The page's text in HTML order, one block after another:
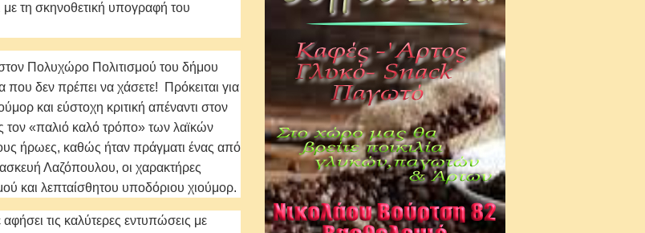
τη σκηνοθετική υπογραφή του
Πολυχώρο Πολιτισμού του δήμου
δεν πρέπει να χάσετε! Πρόκειται για
και εύστοχη κριτική απέναντι στον
τον «παλιό καλό τρόπο» των λαϊκών
ήρωες, καθώς ήταν πράγματι ένας από
Λαζόπουλου, οι χαρακτήρες
και λεπταίσθητου υποδόριου χιούμορ.
τις καλύτερες εντυπώσεις με